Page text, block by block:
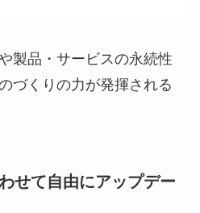
製品・サービスの永続性
づくりの力が発揮される
せて自由にアップデー